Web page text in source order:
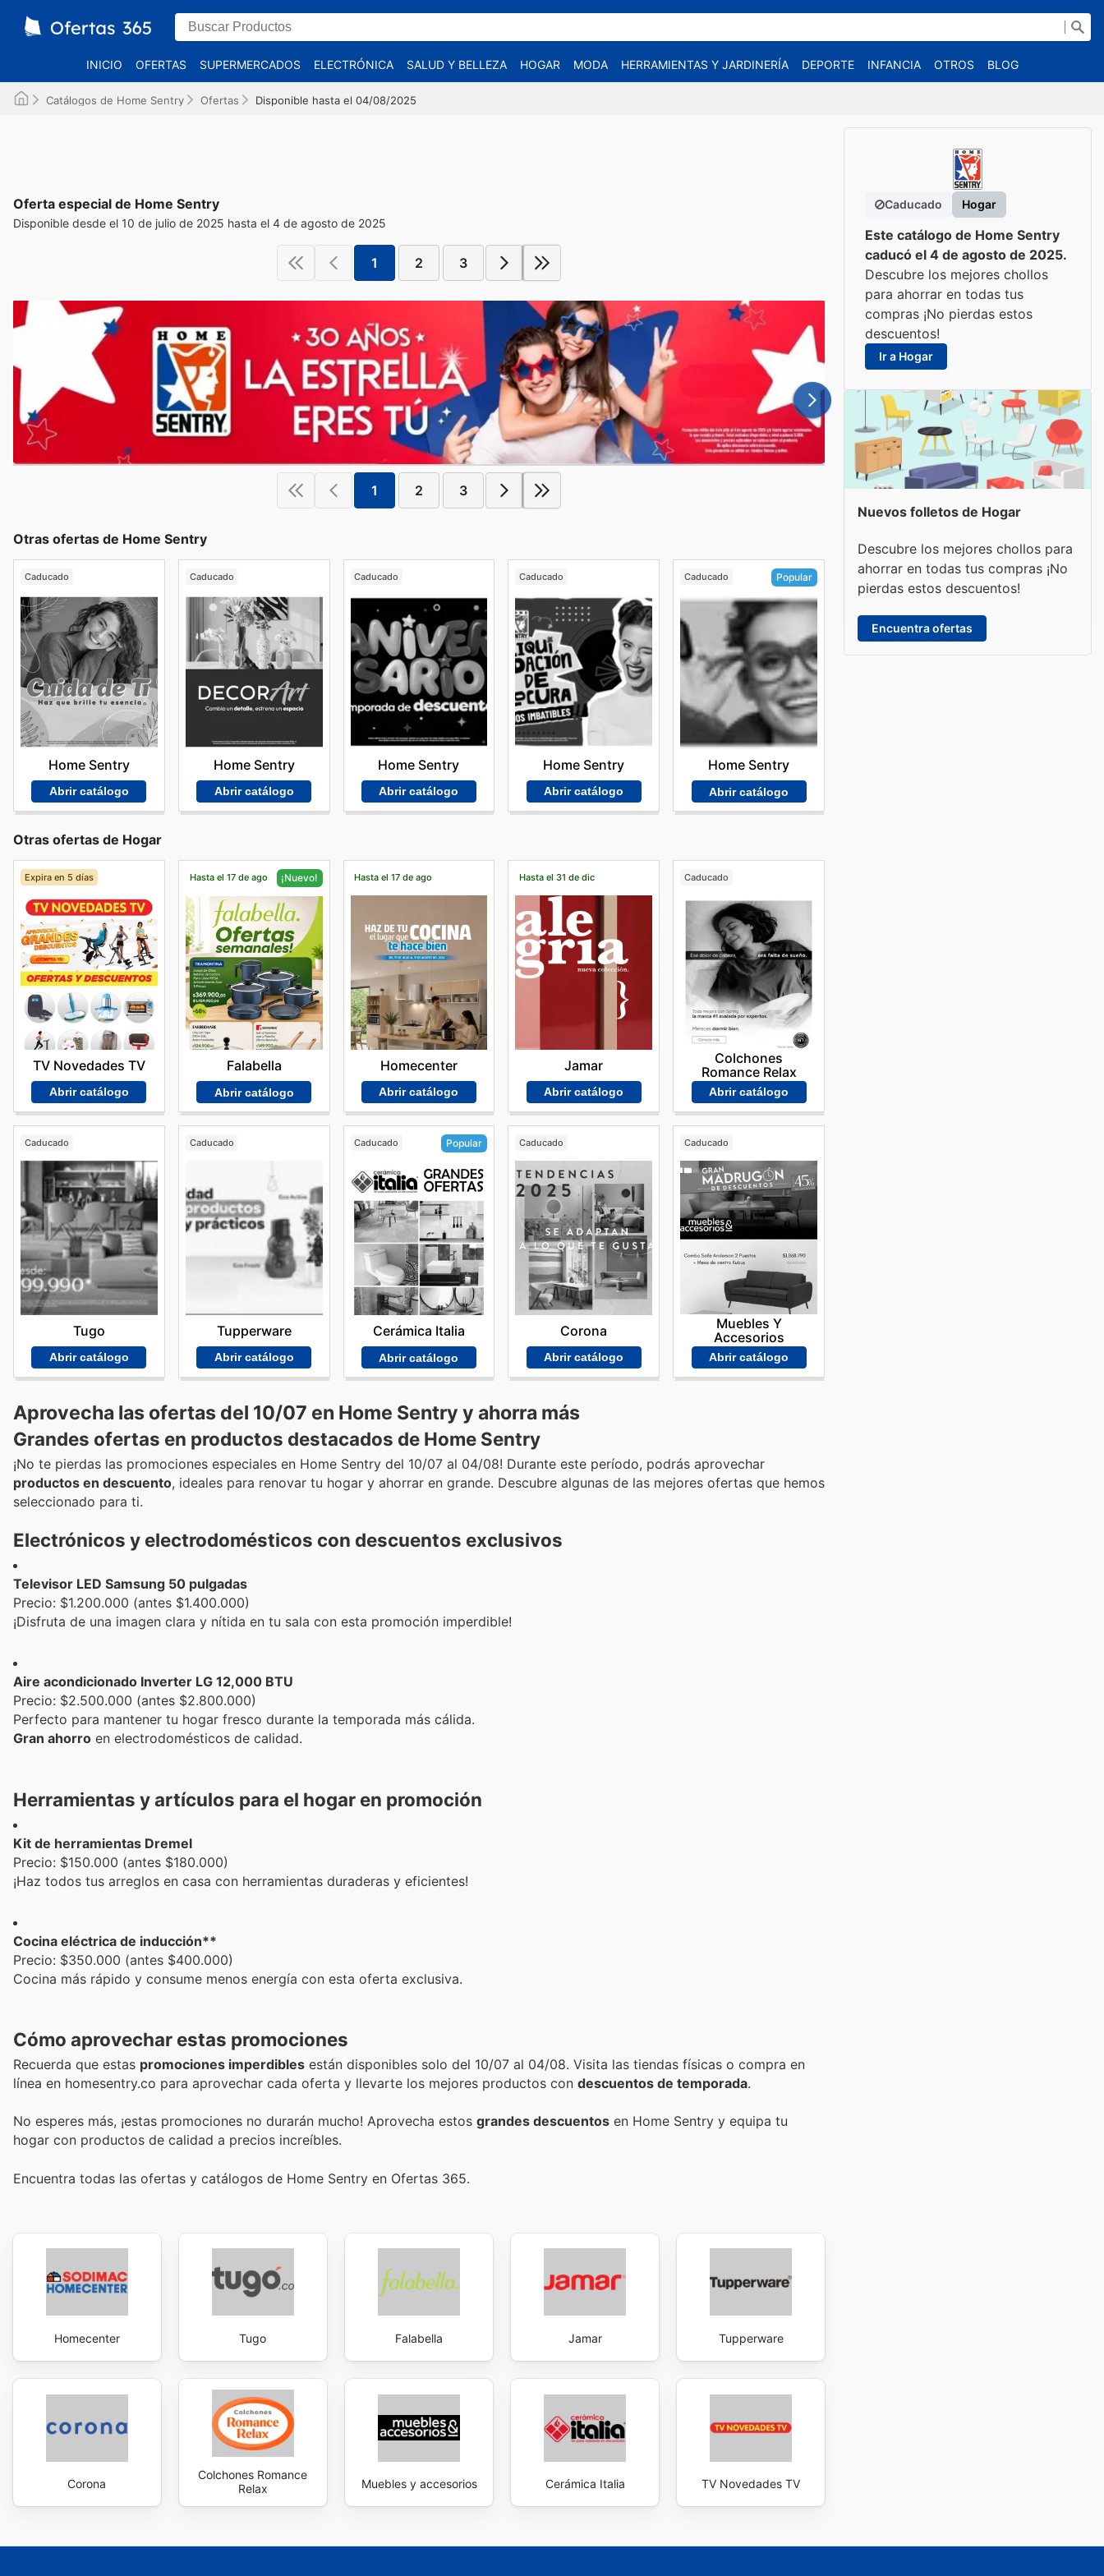
INICIO OFERTAS SUPERMERCADOS ELECTRÓNICA SALUD Y BELLEZA HOGAR MODA HERRAMIENTAS Y JARDINERÍA DEPORTE INFANCIA OTROS BLOG
Catálogos de Home Sentry Ofertas Disponible hasta el 04/08/2025
Oferta especial de Home Sentry
Disponible desde el 10 de julio de 2025 hasta el 4 de agosto de 2025
1 2 3
1 2 3
Otras ofertas de Home Sentry
Caducado
Home Sentry
Abrir catálogo
Caducado
Home Sentry
Abrir catálogo
Caducado
Home Sentry
Abrir catálogo
Caducado
Home Sentry
Abrir catálogo
Caducado Popular
Home Sentry
Abrir catálogo
Otras ofertas de Hogar
Expira en 5 días
TV Novedades TV
Abrir catálogo
Hasta el 17 de ago ¡Nuevo!
Falabella
Abrir catálogo
Hasta el 17 de ago
Homecenter
Abrir catálogo
Hasta el 31 de dic
Jamar
Abrir catálogo
Caducado
Colchones
Romance Relax
Abrir catálogo
Caducado
Tugo
Abrir catálogo
Caducado
Tupperware
Abrir catálogo
Caducado Popular
Cerámica Italia
Abrir catálogo
Caducado
Corona
Abrir catálogo
Caducado
Muebles Y
Accesorios
Abrir catálogo
Aprovecha las ofertas del 10/07 en Home Sentry y ahorra más
Grandes ofertas en productos destacados de Home Sentry
¡No te pierdas las promociones especiales en Home Sentry del 10/07 al 04/08! Durante este período, podrás aprovechar
productos en descuento, ideales para renovar tu hogar y ahorrar en grande. Descubre algunas de las mejores ofertas que hemos
seleccionado para ti.
Electrónicos y electrodomésticos con descuentos exclusivos
Televisor LED Samsung 50 pulgadas
Precio: $1.200.000 (antes $1.400.000)
¡Disfruta de una imagen clara y nítida en tu sala con esta promoción imperdible!
Aire acondicionado Inverter LG 12,000 BTU
Precio: $2.500.000 (antes $2.800.000)
Perfecto para mantener tu hogar fresco durante la temporada más cálida.
Gran ahorro en electrodomésticos de calidad.
Herramientas y artículos para el hogar en promoción
Kit de herramientas Dremel
Precio: $150.000 (antes $180.000)
¡Haz todos tus arreglos en casa con herramientas duraderas y eficientes!
Cocina eléctrica de inducción**
Precio: $350.000 (antes $400.000)
Cocina más rápido y consume menos energía con esta oferta exclusiva.
Cómo aprovechar estas promociones
Recuerda que estas promociones imperdibles están disponibles solo del 10/07 al 04/08. Visita las tiendas físicas o compra en
línea en homesentry.co para aprovechar cada oferta y llevarte los mejores productos con descuentos de temporada.
No esperes más, ¡estas promociones no durarán mucho! Aprovecha estos grandes descuentos en Home Sentry y equipa tu
hogar con productos de calidad a precios increíbles.
Encuentra todas las ofertas y catálogos de Home Sentry en Ofertas 365.
Homecenter Tugo Falabella Jamar Tupperware
Corona
Colchones Romance
Relax
Muebles y accesorios Cerámica Italia TV Novedades TV
Caducado Hogar
Este catálogo de Home Sentry
caducó el 4 de agosto de 2025.
Descubre los mejores chollos
para ahorrar en todas tus
compras ¡No pierdas estos
descuentos!
Ir a Hogar
Nuevos folletos de Hogar
Descubre los mejores chollos para
ahorrar en todas tus compras ¡No
pierdas estos descuentos!
Encuentra ofertas